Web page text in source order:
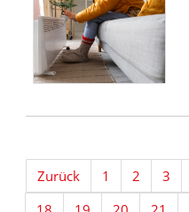
Zurück 1 2 3